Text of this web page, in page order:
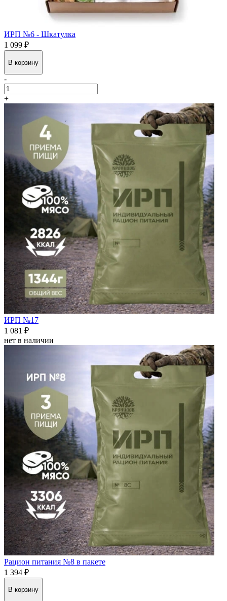
ИРП №6 - Шкатулка
1 099 ₽
В корзину
-
+
ИРП №17
1 081 ₽
нет в наличии
Рацион питания №8 в пакете
1 394 ₽
В корзину